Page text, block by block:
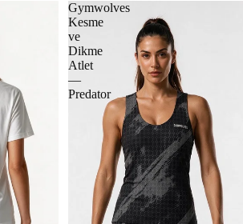
Gymwolves
Kesme
ve
Dikme
Atlet
—
Predator